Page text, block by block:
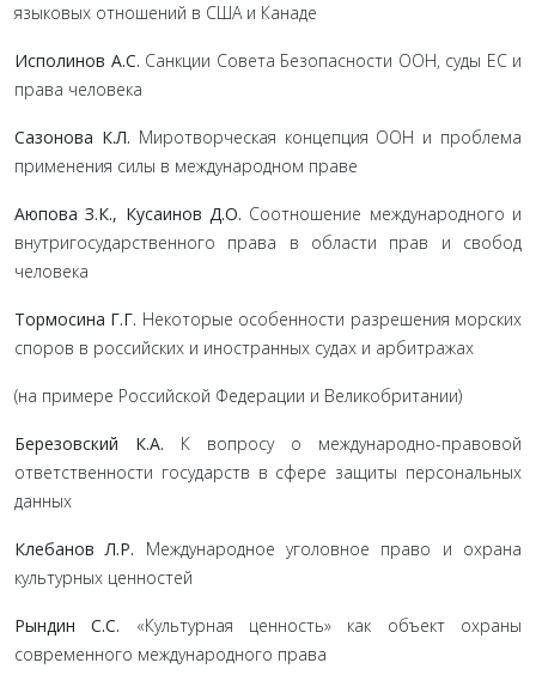
языковых отношений в США и Канаде
Исполинов А.С. Санкции Совета Безопасности ООН, суды ЕС и
права человека
Сазонова К.Л. Миротворческая концепция ООН и проблема
применения силы в международном праве
Аюпова З.К., Кусаинов Д.О. Соотношение международного и
внутригосударственного права в области прав и свобод
человека
Тормосина Г.Г. Некоторые особенности разрешения морских
споров в российских и иностранных судах и арбитражах
(на примере Российской Федерации и Великобритании)
Березовский К.А. К вопросу о международно-правовой
ответственности государств в сфере защиты персональных
данных
Клебанов Л.Р. Международное уголовное право и охрана
культурных ценностей
Рындин С.С. «Культурная ценность» как объект охраны
современного международного права